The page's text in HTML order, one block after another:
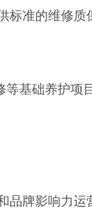
标准的维修质
等基础养护项
品牌影响力